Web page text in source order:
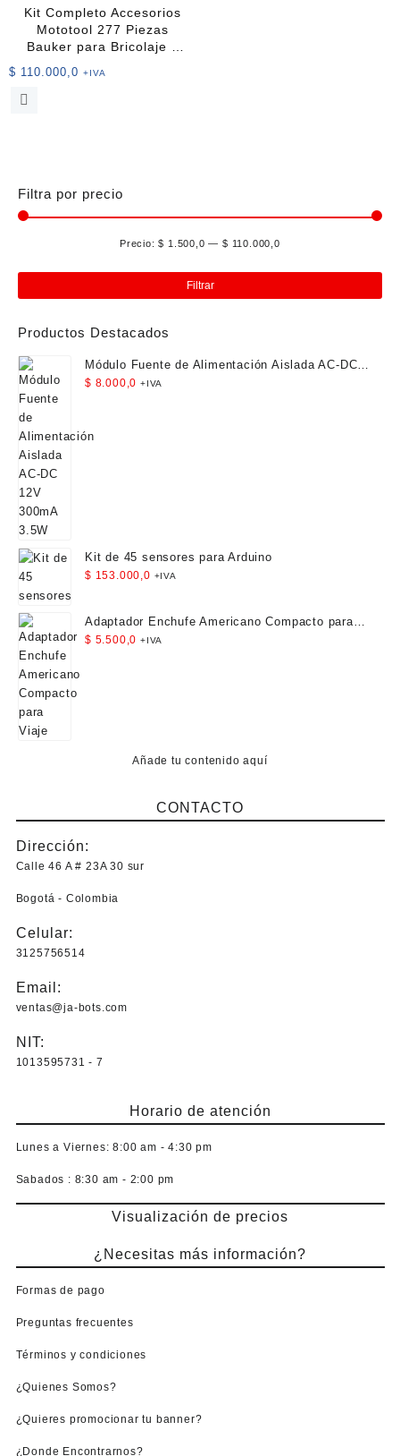
producto
opciones
elegir
en
Kit Completo Accesorios
Mototool 277 Piezas
Bauker para Bricolaje y
$ 110.000,0 +IVA
Filtra por precio
Filtrar
Precio:$ 1.500,0 —$ 110.000,0
Productos Destacados
Módulo Fuente de Alimentación Aislada AC-DC
12V 300mA 3.5W
$ 8.000,0 +IVA
Kit de 45 sensores para Arduino
$ 153.000,0 +IVA
Adaptador Enchufe Americano Compacto para
Viaje
$ 5.500,0 +IVA
Añade tu contenido aquí
CONTACTO
Dirección:
Calle 46 A # 23A 30 sur
Bogotá - Colombia
Celular:
3125756514
Email:
ventas@ja-bots.com
NIT:
1013595731 - 7
Horario de atención
Lunes a Viernes: 8:00 am - 4:30 pm
Sabados : 8:30 am - 2:00 pm
Visualización de precios
¿Necesitas más información?
Formas de pago
Preguntas frecuentes
Términos y condiciones
¿Quienes Somos?
¿Quieres promocionar tu banner?
¿Donde Encontrarnos?